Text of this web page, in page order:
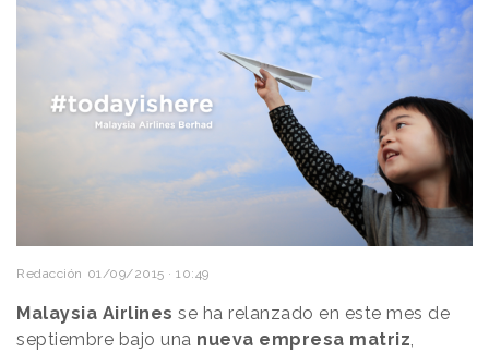
Redacción 01/09/2015 · 10:49
Malaysia Airlines se ha relanzado en este mes de
septiembre bajo una nueva empresa matriz,